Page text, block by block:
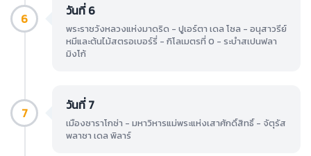
6 วันที่ 6
พระราชวังหลวงแห่งมาดริด - ปูเอร์ตา เดล โซล - อนุสาวรีย์
หมีและต้นไม้สตรอเบอร์รี่ - กิโลเมตรที่ 0 - ระบำสเปนฟลา
มิงโก้
7 วันที่ 7
เมืองซาราโกซ่า - มหาวิหารแม่พระแห่งเสาศักดิ์สิทธิ์ - จัตุรัส
พลาซา เดล พิลาร์